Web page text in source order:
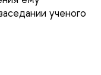
ученого